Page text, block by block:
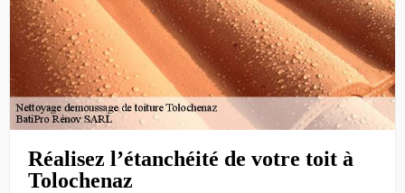
Réalisez l’étanchéité de votre toit à
Tolochenaz